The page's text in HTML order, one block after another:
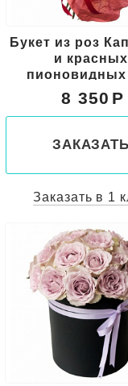
Букет из роз
и красных
пионовидных
8 350
ЗАКАЗАТЬ
Заказать в 1